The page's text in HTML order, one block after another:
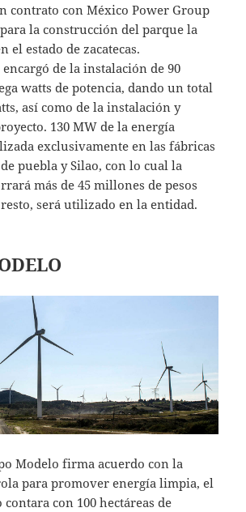
contrato con México Power Group
la construcción del parque la
el estado de zacatecas.
de la instalación de 90
watts de potencia, dando un total
así como de la instalación y
130 MW de la energía
exclusivamente en las fábricas
puebla y Silao, con lo cual la
más de 45 millones de pesos
será utilizado en la entidad.
Modelo firma acuerdo con la
para promover energía limpia, el
con 100 hectáreas de